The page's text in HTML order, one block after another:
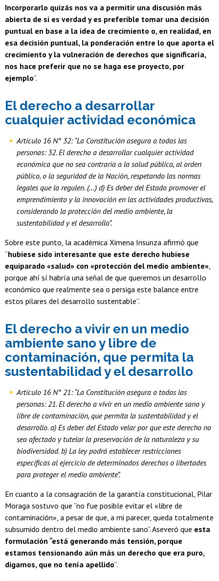
Incorporarlo quizás nos va a permitir una discusión más
abierta de si es verdad y es preferible tomar una decisión
puntual en base a la idea de crecimiento o, en realidad, en
esa decisión puntual, la ponderación entre lo que aporta el
crecimiento y la vulneración de derechos que significaría,
nos hace preferir que no se haga ese proyecto, por
ejemplo”.
El derecho a desarrollar
cualquier actividad económica
Artículo 16 N° 32: “La Constitución asegura a todas las
personas: 32. El derecho a desarrollar cualquier actividad
económica que no sea contraria a la salud pública, al orden
público, o la seguridad de la Nación, respetando las normas
legales que la regulen. (…) d) Es deber del Estado promover el
emprendimiento y la innovación en las actividades productivas,
considerando la protección del medio ambiente, la
sustentabilidad y el desarrollo”.
Sobre este punto, la académica Ximena Insunza afirmó que
“hubiese sido interesante que este derecho hubiese
equiparado «salud» con «protección del medio ambiente»,
porque ahí sí habría una señal de que queremos un desarrollo
económico que realmente sea o persiga este balance entre
estos pilares del desarrollo sustentable”.
El derecho a vivir en un medio
ambiente sano y libre de
contaminación, que permita la
sustentabilidad y el desarrollo
Artículo 16 N° 21: “La Constitución asegura a todas las
personas: 21. El derecho a vivir en un medio ambiente sano y
libre de contaminación, que permita la sustentabilidad y el
desarrollo. a) Es deber del Estado velar por que este derecho no
sea afectado y tutelar la preservación de la naturaleza y su
biodiversidad. b) La ley podrá establecer restricciones
específicas al ejercicio de determinados derechos o libertades
para proteger el medio ambiente”.
En cuanto a la consagración de la garantía constitucional, Pilar
Moraga sostuvo que “no fue posible evitar el «libre de
contaminación», a pesar de que, a mi parecer, queda totalmente
subsumido dentro del medio ambiente sano”. Aseveró que esta
formulación “está generando más tensión, porque
estamos tensionando aún más un derecho que era puro,
digamos, que no tenía apellido”.